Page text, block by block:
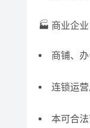
🏭 商业企业
商铺、
连锁运
本可合